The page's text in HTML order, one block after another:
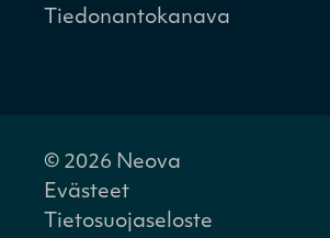
Tiedonantokanava
© 2026 Neova
Evästeet
Tietosuojaseloste